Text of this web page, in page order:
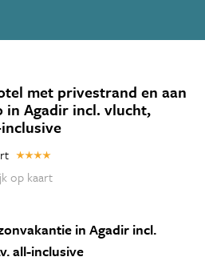
met privestrand en aan
in Agadir incl. vlucht,
op kaart
in Agadir incl.
all-inclusive